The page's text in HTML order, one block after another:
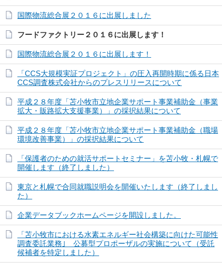
国際物流総合展２０１６に出展しました
フードファクトリー２０１６に出展します！
国際物流総合展２０１６に出展します！
「CCS大規模実証プロジェクト」の圧入再開時期に係る日本
CCS調査株式会社からのプレスリリースについて
平成２８年度「苫小牧市立地企業サポート事業補助金（事業
拡大・販路拡大支援事業）」の採択結果について
平成２８年度「苫小牧市立地企業サポート事業補助金（職場
環境改善事業）」の採択結果について
「保護者のための就活サポートセミナー」を苫小牧・札幌で
開催します（終了しました）
東京と札幌で合同就職説明会を開催いたします（終了しまし
た）
企業データブックホームページを開設しました。
「苫小牧市における水素エネルギー社会構築に向けた可能性
調査委託業務｣ 公募型プロポーザルの実施について（受託
候補者を特定しました）